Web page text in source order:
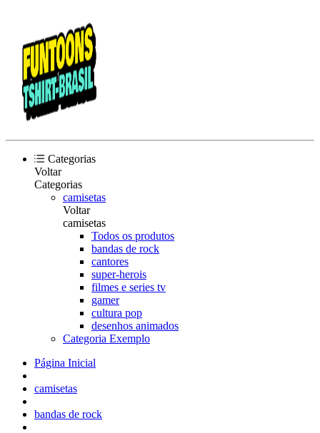
Categorias
Voltar
Categorias
camisetas
Voltar
camisetas
Todos os produtos
bandas de rock
cantores
super-herois
filmes e series tv
gamer
cultura pop
desenhos animados
Categoria Exemplo
Página Inicial
camisetas
bandas de rock